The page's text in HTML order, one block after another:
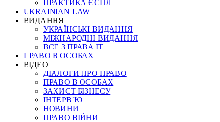
ПРАКТИКА ЄСПЛ
UKRAINIAN LAW
ВИДАННЯ
УКРАЇНСЬКІ ВИДАННЯ
МІЖНАРОДНІ ВИДАННЯ
ВСЕ З ПРАВА ІТ
ПРАВО В ОСОБАХ
ВІДЕО
ДІАЛОГИ ПРО ПРАВО
ПРАВО В ОСОБАХ
ЗАХИСТ БІЗНЕСУ
ІНТЕРВ`Ю
НОВИНИ
ПРАВО ВІЙНИ